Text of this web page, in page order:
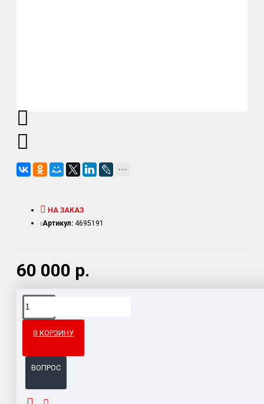
60 000 р.
НА ЗАКАЗ
Артикул: 4695191
В КОРЗИНУ
ВОПРОС
Доставка товара по всему Таможенному союзу.
ОТЗЫВЫ